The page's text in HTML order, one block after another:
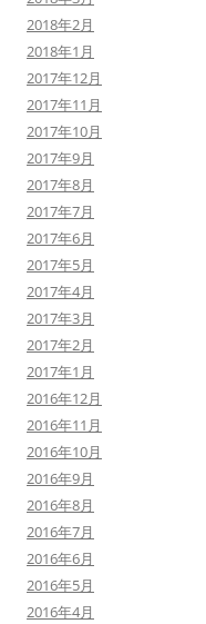
2018年2月
2018年1月
2017年12月
2017年11月
2017年10月
2017年9月
2017年8月
2017年7月
2017年6月
2017年5月
2017年4月
2017年3月
2017年2月
2017年1月
2016年12月
2016年11月
2016年10月
2016年9月
2016年8月
2016年7月
2016年6月
2016年5月
2016年4月